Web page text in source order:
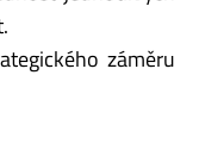
záměru